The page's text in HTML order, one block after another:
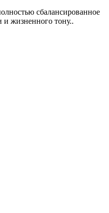
сбалансированное
жизненного тону..